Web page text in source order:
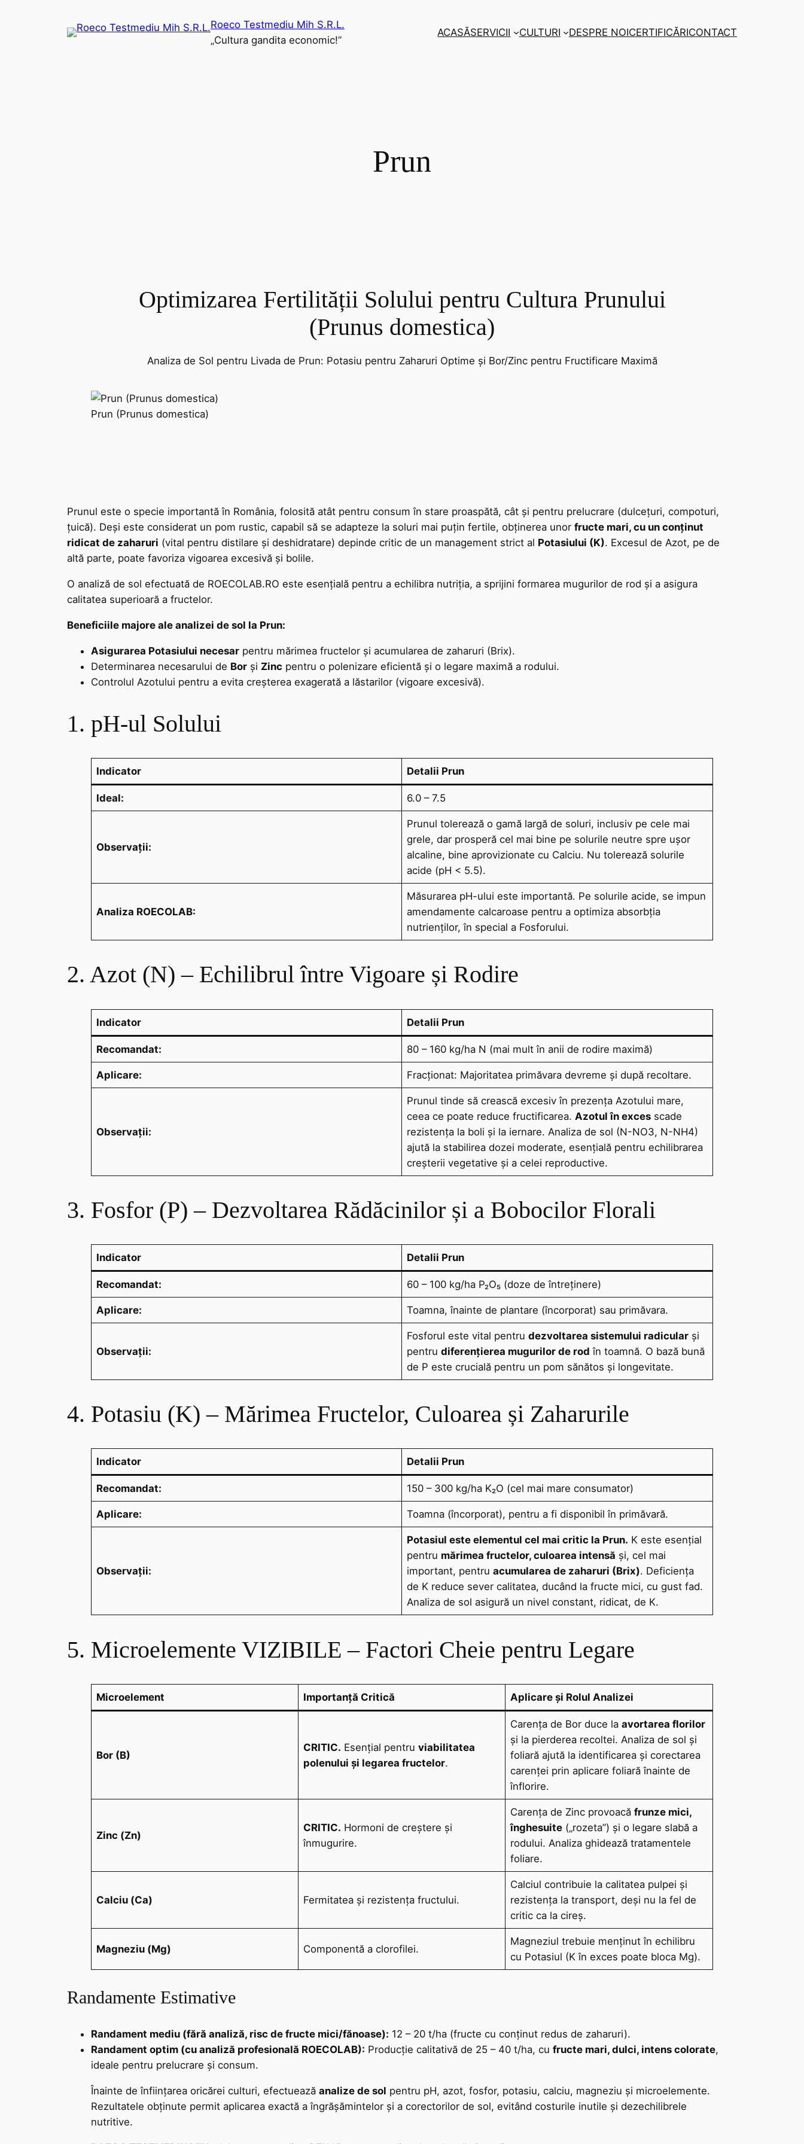
Roeco Testmediu Mih S.R.L.
„Cultura gandita economic!”
ACASĂSERVICII CULTURI DESPRE NOICERTIFICĂRICONTACT
Prun
Optimizarea Fertilității Solului pentru Cultura Prunului
(Prunus domestica)
Analiza de Sol pentru Livada de Prun: Potasiu pentru Zaharuri Optime și Bor/Zinc pentru Fructificare Maximă
Prun (Prunus domestica)
Prunul este o specie importantă în România, folosită atât pentru consum în stare proaspătă, cât și pentru prelucrare (dulcețuri, compoturi,
țuică). Deși este considerat un pom rustic, capabil să se adapteze la soluri mai puțin fertile, obținerea unor fructe mari, cu un conținut
ridicat de zaharuri (vital pentru distilare și deshidratare) depinde critic de un management strict al Potasiului (K). Excesul de Azot, pe de
altă parte, poate favoriza vigoarea excesivă și bolile.
O analiză de sol efectuată de ROECOLAB.RO este esențială pentru a echilibra nutriția, a sprijini formarea mugurilor de rod și a asigura
calitatea superioară a fructelor.
Beneficiile majore ale analizei de sol la Prun:
Asigurarea Potasiului necesar pentru mărimea fructelor și acumularea de zaharuri (Brix).
Determinarea necesarului de Bor și Zinc pentru o polenizare eficientă și o legare maximă a rodului.
Controlul Azotului pentru a evita creșterea exagerată a lăstarilor (vigoare excesivă).
1. pH-ul Solului
Indicator Detalii Prun
Ideal: 6.0 – 7.5
Observații:
Prunul tolerează o gamă largă de soluri, inclusiv pe cele mai
grele, dar prosperă cel mai bine pe solurile neutre spre ușor
alcaline, bine aprovizionate cu Calciu. Nu tolerează solurile
acide (pH < 5.5).
Analiza ROECOLAB:
Măsurarea pH-ului este importantă. Pe solurile acide, se impun
amendamente calcaroase pentru a optimiza absorbția
nutrienților, în special a Fosforului.
2. Azot (N) – Echilibrul între Vigoare și Rodire
Indicator Detalii Prun
Recomandat: 80 – 160 kg/ha N (mai mult în anii de rodire maximă)
Aplicare: Fracționat: Majoritatea primăvara devreme și după recoltare.
Observații:
Prunul tinde să crească excesiv în prezența Azotului mare,
ceea ce poate reduce fructificarea.Azotul în exces scade
rezistența la boli și la iernare. Analiza de sol (N-NO3, N-NH4)
ajută la stabilirea dozei moderate, esențială pentru echilibrarea
creșterii vegetative și a celei reproductive.
3. Fosfor (P) – Dezvoltarea Rădăcinilor și a Bobocilor Florali
Indicator Detalii Prun
Recomandat: 60 – 100 kg/ha P₂O₅ (doze de întreținere)
Aplicare: Toamna, înainte de plantare (încorporat) sau primăvara.
Observații:
Fosforul este vital pentrudezvoltarea sistemului radicular și
pentrudiferențierea mugurilor de rod în toamnă. O bază bună
de P este crucială pentru un pom sănătos și longevitate.
4. Potasiu (K) – Mărimea Fructelor, Culoarea și Zaharurile
Indicator Detalii Prun
Recomandat: 150 – 300 kg/ha K₂O (cel mai mare consumator)
Aplicare: Toamna (încorporat), pentru a fi disponibil în primăvară.
Observații:
Potasiul este elementul cel mai critic la Prun. K este esențial
pentru mărimea fructelor, culoarea intensă și, cel mai
important, pentruacumularea de zaharuri (Brix). Deficiența
de K reduce sever calitatea, ducând la fructe mici, cu gust fad.
Analiza de sol asigură un nivel constant, ridicat, de K.
5. Microelemente VIZIBILE – Factori Cheie pentru Legare
Microelement Importanță Critică Aplicare și Rolul Analizei
Bor (B)
CRITIC. Esențial pentruviabilitatea
polenului și legarea fructelor.
Carența de Bor duce laavortarea florilor
și la pierderea recoltei. Analiza de sol și
foliară ajută la identificarea și corectarea
carenței prin aplicare foliară înainte de
înflorire.
Zinc (Zn)
CRITIC. Hormoni de creștere și
înmugurire.
Carența de Zinc provoacăfrunze mici,
înghesuite („rozeta”) și o legare slabă a
rodului. Analiza ghidează tratamentele
foliare.
Calciu (Ca) Fermitatea și rezistența fructului.
Calciul contribuie la calitatea pulpei și
rezistența la transport, deși nu la fel de
critic ca la cireș.
Magneziu (Mg) Componentă a clorofilei.
Magneziul trebuie menținut în echilibru
cu Potasiul (K în exces poate bloca Mg).
Randamente Estimative
Randament mediu (fără analiză, risc de fructe mici/fănoase): 12 – 20 t/ha (fructe cu conținut redus de zaharuri).
Randament optim (cu analiză profesională ROECOLAB): Producție calitativă de 25 – 40 t/ha, cu fructe mari, dulci, intens colorate,
ideale pentru prelucrare și consum.
Înainte de înființarea oricărei culturi, efectuează analize de sol pentru pH, azot, fosfor, potasiu, calciu, magneziu și microelemente.
Rezultatele obținute permit aplicarea exactă a îngrășămintelor și a corectorilor de sol, evitând costurile inutile și dezechilibrele
nutritive.